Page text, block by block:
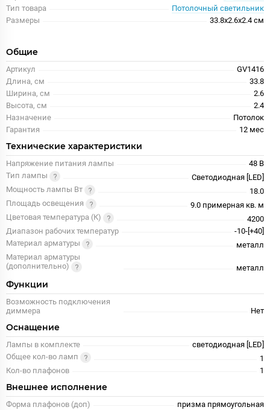
Тип товара
Потолочный светильник
Размеры
33.8x2.6x2.4 см
Общие
Артикул
GV1416
Длина, см
33.8
Ширина, см
2.6
Высота, см
2.4
Назначение
Потолок
Гарантия
12 меc
Технические характеристики
Напряжение питания лампы
48 В
Тип лампы
Светодиодная [LED]
Мощность лампы Вт
18.0
Площадь освещения
9.0 примерная кв. м
Цветовая температура (К)
4200
Диапазон рабочих температур
-10-[+40]
Материал арматуры
металл
Материал арматуры
(дополнительно)
металл
Функции
Возможность подключения
диммера
Нет
Оснащение
Лампы в комплекте
светодиодная [LED]
Общее кол-во ламп
1
Кол-во плафонов
1
Внешнее исполнение
Форма плафонов (доп)
призма прямоугольная